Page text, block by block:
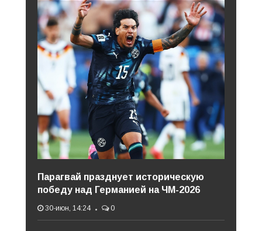
Парагвай празднует историческую
победу над Германией на ЧМ-2026
30-июн, 14:24 0